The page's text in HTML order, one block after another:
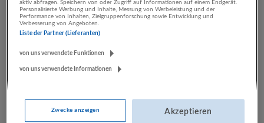
Bau | Herstellung von Waren | Land- und Forstwirtschaft
aktiv abfragen. Speichern von oder Zugriff auf Informationen auf einem Endgerät.
Personalisierte Werbung und Inhalte, Messung von Werbeleistung und der
Performance von Inhalten, Zielgruppenforschung sowie Entwicklung und
Verbesserung von Angeboten.
Liste der Partner (Lieferanten)
von uns verwendete Funktionen
von uns verwendete Informationen
Zwecke anzeigen Akzeptieren